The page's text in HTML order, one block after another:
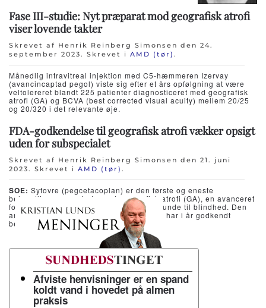
Fase III-studie: Nyt præparat mod geografisk atrofi
viser lovende takter
Skrevet af Henrik Reinberg Simonsen den 24.
september 2023 . Skrevet i AMD (tør) .
Månedlig intravitreal injektion med C5-hæmmeren Izervay
(avancincaptad pegol) viste sig efter et års opfølgning at være
veltolereret blandt 225 patienter diagnosticeret med geografisk
atrofi (GA) og BCVA (best corrected visual acuity) mellem 20/25
og 20/320 i det relevante øje.
FDA-godkendelse til geografisk atrofi vækker opsigt
uden for subspecialet
Skrevet af Henrik Reinberg Simonsen den 21. juni
2023 . Skrevet i AMD (tør) .
SOE: Syfovre (pegcetacoplan) er den første og eneste
behandling nogensinde mod geografisk atrofi (GA), en avanceret
form for AMD, der er en af de primære grunde til blindhed. Den
amerikanske lægemiddelmyndighed FDA har i år godkendt
behandlingen.
Afviste henvisninger er en spand
koldt vand i hovedet på almen
praksis